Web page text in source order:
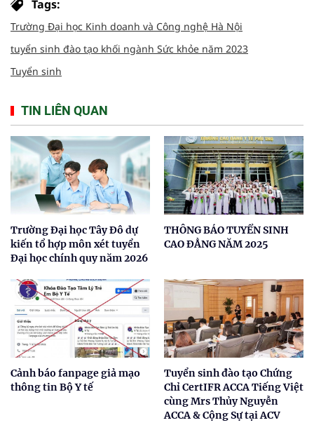
Tags:
Trường Đại học Kinh doanh và Công nghệ Hà Nội
tuyển sinh đào tạo khối ngành Sức khỏe năm 2023
Tuyển sinh
TIN LIÊN QUAN
Trường Đại học Tây Đô dự
kiến tổ hợp môn xét tuyển
Đại học chính quy năm 2026
THÔNG BÁO TUYỂN SINH
CAO ĐẲNG NĂM 2025
Cảnh báo fanpage giả mạo
thông tin Bộ Y tế
Tuyển sinh đào tạo Chứng
Chỉ CertIFR ACCA Tiếng Việt
cùng Mrs Thủy Nguyễn
ACCA & Cộng Sự tại ACV